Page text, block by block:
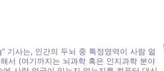
" 기사는, 인간의 두뇌 중 특정영역이 사람 얼
서 (여기까지는 뇌과학 혹은 인지과학 분야